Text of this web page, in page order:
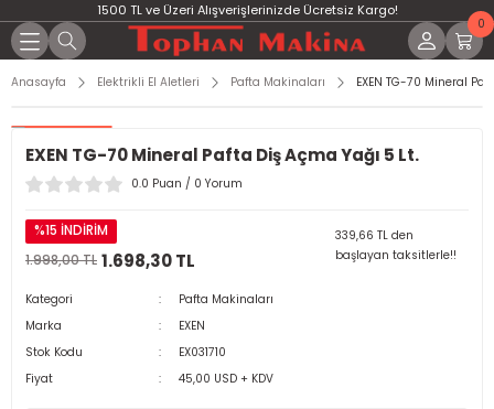
1500 TL ve Üzeri Alışverişlerinizde Ücretsiz Kargo!
0
Anasayfa Elektrikli El Aletleri Pafta Makinaları EXEN TG-70 Mineral
EXEN TG-70 Mineral Pafta Diş Açma Yağı 5 Lt.
0.0 Puan / 0 Yorum
%15 İNDİRİM
1.998,00 TL 1.698,30 TL
339,66 TL den
başlayan taksitlerle!!
Kategori
Pafta Makinaları
Marka
EXEN
Stok Kodu
EX031710
Fiyat
45,00 USD + KDV